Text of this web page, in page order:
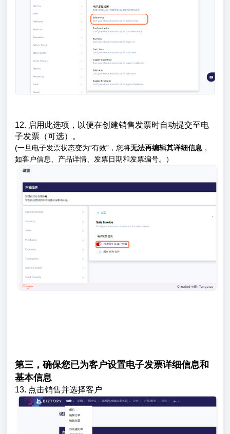
12. 启用此选项，以便在创建销售发票时自动提交至电
子发票（可选）。
(一旦电子发票状态变为“有效”，您将无法再编辑其详细信息 ，
如客户信息、产品详情、发票日期和发票编号。）
第三，确保您已为客户设置电子发票详细信息和
基本信息
13. 点击销售并选择客户